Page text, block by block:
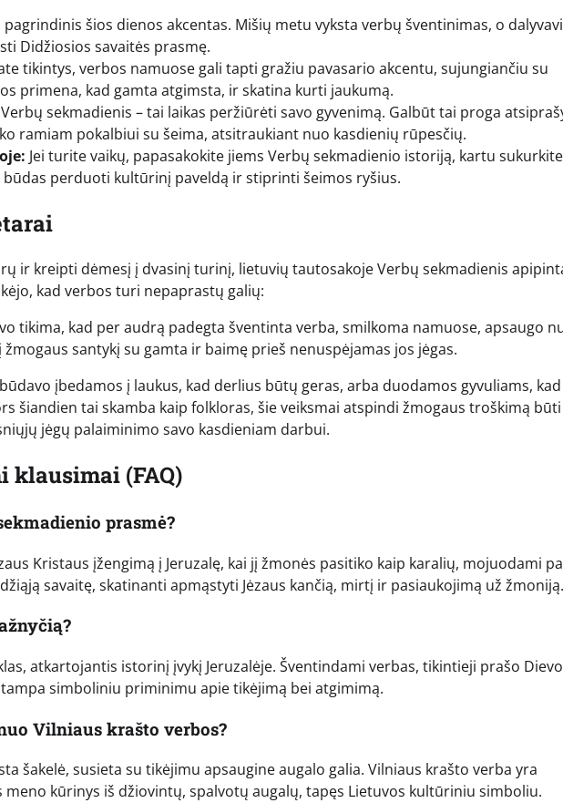
pagrindinis šios dienos akcentas. Mišių metu vyksta verbų šventinimas, o
Didžiosios savaitės prasmę.
tikintys, verbos namuose gali tapti gražiu pavasario akcentu, sujungiančiu su
primena, kad gamta atgimsta, ir skatina kurti jaukumą.
Verbų sekmadienis – tai laikas peržiūrėti savo gyvenimą. Galbūt tai proga
ramiam pokalbiui su šeima, atsitraukiant nuo kasdienių rūpesčių.
Jei turite vaikų, papasakokite jiems Verbų sekmadienio istoriją, kartu
būdas perduoti kultūrinį paveldą ir stiprinti šeimos ryšius.
ir kreipti dėmesį į dvasinį turinį, lietuvių tautosakoje Verbų sekmadienis
kad verbos turi nepaprastų galių:
tikima, kad per audrą padegta šventinta verba, smilkoma namuose, apsaugo
santykį su gamta ir baimę prieš nenuspėjamas jos jėgas.
įbedamos į laukus, kad derlius būtų geras, arba duodamos gyvuliams,
šiandien tai skamba kaip folkloras, šie veiksmai atspindi žmogaus troškimą būti
jėgų palaiminimo savo kasdieniam darbui.
klausimai (FAQ)
prasmė?
Kristaus įžengimą į Jeruzalę, kai jį žmonės pasitiko kaip karalių, mojuodami
savaitę, skatinanti apmąstyti Jėzaus kančią, mirtį ir pasiaukojimą už žmoniją.
atkartojantis istorinį įvykį Jeruzalėje. Šventindami verbas, tikintieji prašo Dievo
simboliniu priminimu apie tikėjimą bei atgimimą.
Vilniaus krašto verbos?
šakelė, susieta su tikėjimu apsaugine augalo galia. Vilniaus krašto verba yra
kūrinys iš džiovintų, spalvotų augalų, tapęs Lietuvos kultūriniu simboliu.